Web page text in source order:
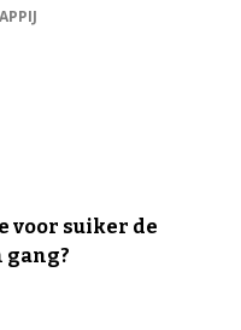
voor suiker de